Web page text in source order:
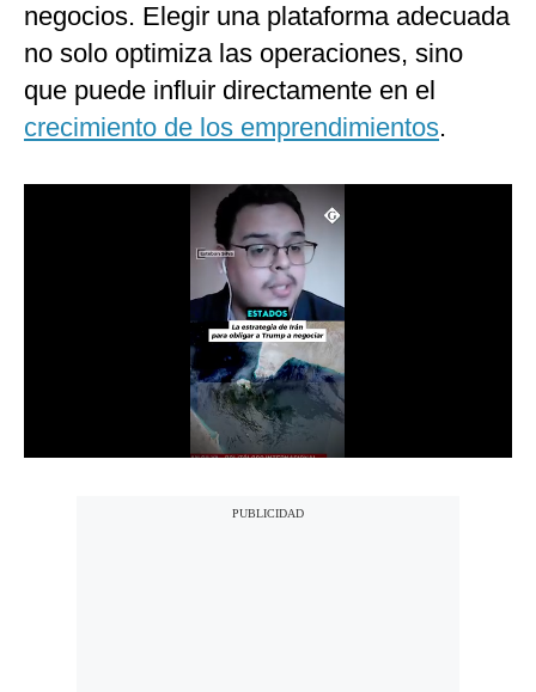
Mix
G de Gestión
Notas Contratadas
negocios. Elegir una plataforma adecuada
no solo optimiza las operaciones, sino
que puede influir directamente en el
crecimiento de los emprendimientos.